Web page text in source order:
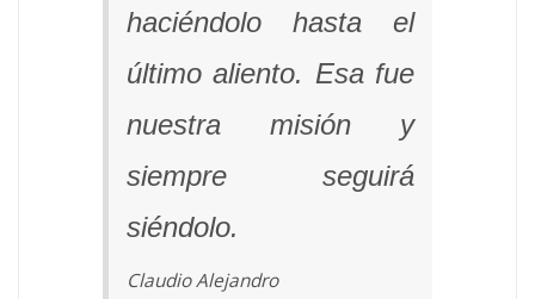
haciéndolo hasta el
último aliento. Esa fue
nuestra misión y
siempre seguirá
siéndolo.
Claudio Alejandro